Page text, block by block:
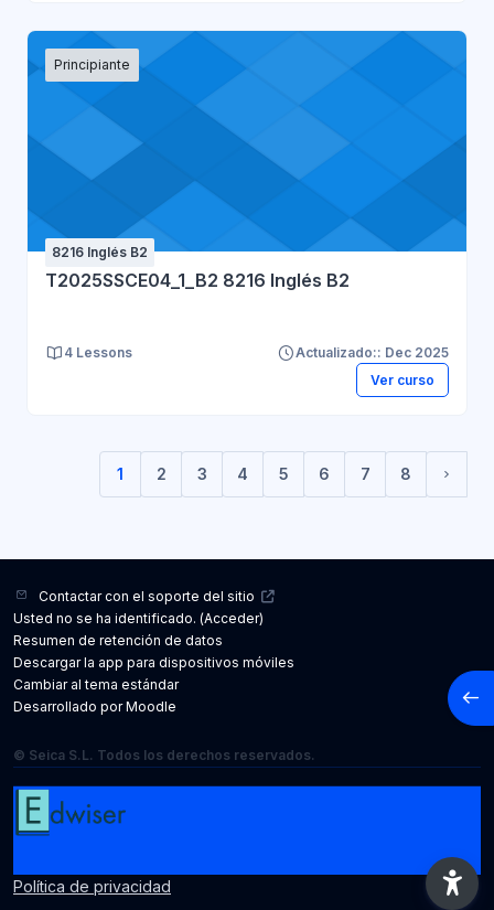
Principiante
8216 Inglés B2
T2025SSCE04_1_B2 8216 Inglés B2
4 Lessons
Actualizado:: Dec 2025
Ver curso
1
(current)
2 3 4 5 6 7 8
Contactar con el soporte del sitio
Usted no se ha identificado. (Acceder)
Resumen de retención de datos
Descargar la app para dispositivos móviles
Cambiar al tema estándar
Desarrollado porMoodle
© Seica S.L. Todos los derechos reservados.
Política de privacidad